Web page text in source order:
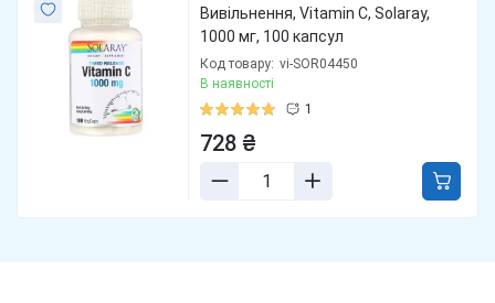
Вивільнення, Vitamin C, Solaray,
1000 мг, 100 капсул
Код товару: vi-SOR04450
В наявності
1
728 ₴